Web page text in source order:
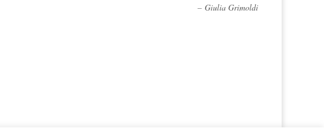
Giulia Grimoldi